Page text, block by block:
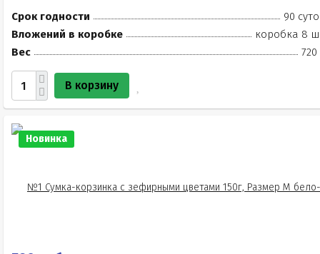
Срок годности
90
Вложений в коробке
коробка 8
Вес
720
В корзину
Новинка